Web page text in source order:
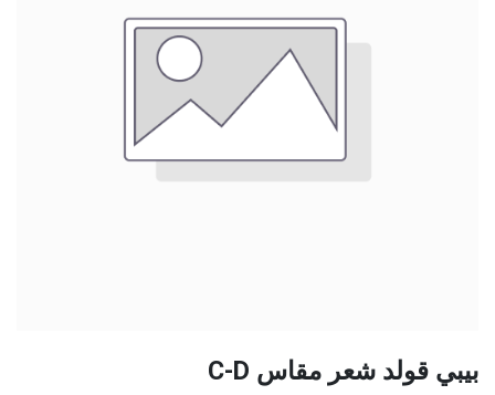
بيبي قولد شعر مقاس C-D